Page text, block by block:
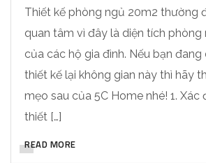
Thiết kế phòng ngủ 20m2 thường
quan tâm vì đây là diện tích phòng
của các hộ gia đình. Nếu bạn
thiết kế lại không gian này thì hãy
mẹo sau của 5C Home nhé! 1. Xác
thiết […]
READ MORE